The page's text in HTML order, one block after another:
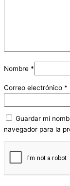
Nombre *
Correo electrónico *
Guardar mi
navegador para la